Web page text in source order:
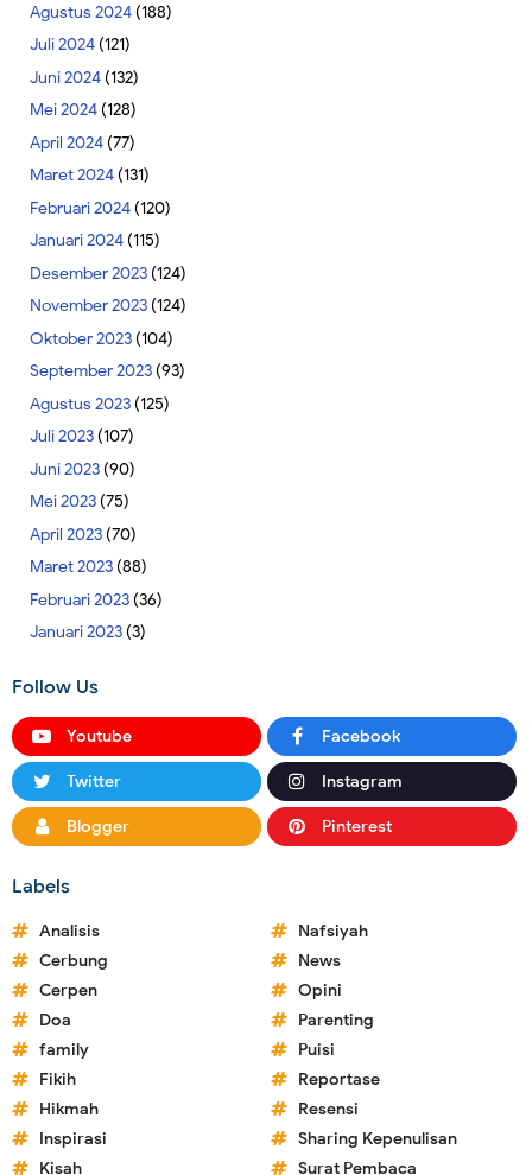
Agustus 2024(188)
Juli 2024(121)
Juni 2024(132)
Mei 2024(128)
April 2024(77)
Maret 2024(131)
Februari 2024(120)
Januari 2024(115)
Desember 2023(124)
November 2023(124)
Oktober 2023(104)
September 2023(93)
Agustus 2023(125)
Juli 2023(107)
Juni 2023(90)
Mei 2023(75)
April 2023(70)
Maret 2023(88)
Februari 2023(36)
Januari 2023(3)
Follow Us
Youtube Facebook
Twitter Instagram
Blogger Pinterest
Labels
Analisis
Cerbung
Cerpen
Doa
family
Fikih
Hikmah
Inspirasi
Kisah
Nafsiyah
News
Opini
Parenting
Puisi
Reportase
Resensi
Sharing Kepenulisan
Surat Pembaca